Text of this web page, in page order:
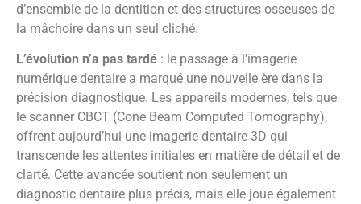
d’ensemble de la dentition et des structures osseuses de
la mâchoire dans un seul cliché.
L’évolution n’a pas tardé : le passage à l’imagerie
numérique dentaire a marqué une nouvelle ère dans la
précision diagnostique. Les appareils modernes, tels que
le scanner CBCT (Cone Beam Computed Tomography),
offrent aujourd’hui une imagerie dentaire 3D qui
transcende les attentes initiales en matière de détail et de
clarté. Cette avancée soutient non seulement un
diagnostic dentaire plus précis, mais elle joue également